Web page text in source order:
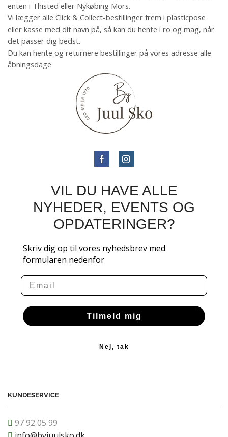
enten i Thisted eller Nykøbing Mors.
Vi lægger alle Click & Collect-bestillinger frem i plasticpose
eller kasse med dit navn på, så kan du hente i ro og mag, når
det passer dig bedst.
Du kan hente og returnere bestillinger på vores adresse alle
åbningsdage
VIL DU HAVE ALLE
NYHEDER, EVENTS OG
OPDATERINGER?
Skriv dig op til vores nyhedsbrev med
formularen nedenfor
Email
Tilmeld mig
Nej, tak
KUNDESERVICE
97 92 05 99